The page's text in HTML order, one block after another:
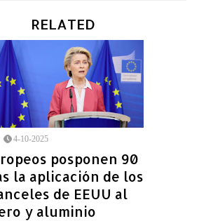
RELATED
4-10-2025
posponen 90
la aplicación de los
de EEUU al
y aluminio